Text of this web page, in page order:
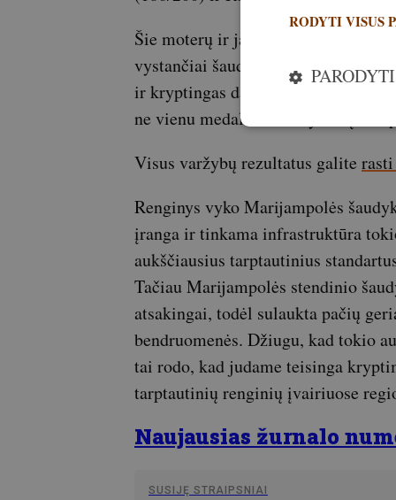
Šie moterų ir jaunių laimėjimai yra
vystančiai šaudymo į skriejančius
ir kryptingas darbas veda į
ne vienu medaliu iš žemyninių
Visus varžybų rezultatus galite
Renginys vyko Marijampolės
įranga ir tinkama infrastruktūra
aukščiausius tarptautinius
Tačiau Marijampolės stendinio
atsakingai, todėl sulaukta pačių
bendruomenės. Džiugu, kad tokio
tai rodo, kad judame teisinga
tarptautinių renginių įvairiuose
Naujausias žurnalo
SUSIJĘ STRAIPSNIAI
RODYTI VISUS